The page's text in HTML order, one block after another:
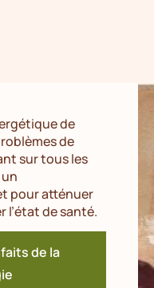
de
de
sur tous les
pour atténuer
l’état de santé.
de la